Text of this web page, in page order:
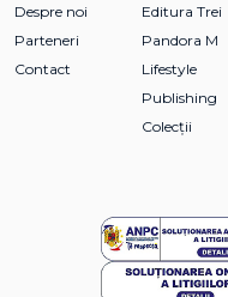
Despre noi
Parteneri
Contact
Editura Trei
Pandora M
Lifestyle
Publishing
Colecții